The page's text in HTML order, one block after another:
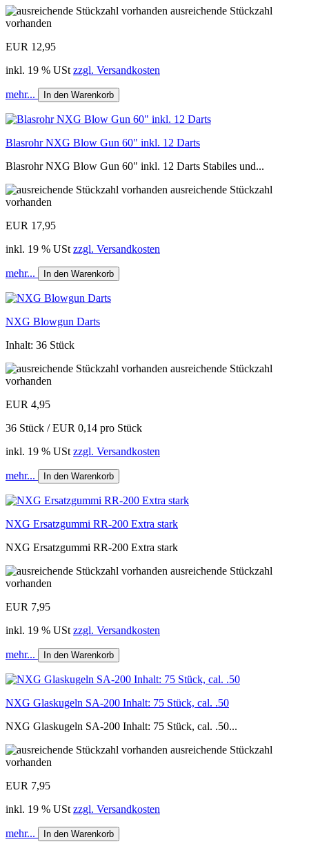
ausreichende Stückzahl
vorhanden
EUR 12,95
inkl. 19 % USt zzgl. Versandkosten
mehr... In den Warenkorb
Blasrohr NXG Blow Gun 60" inkl. 12 Darts
Blasrohr NXG Blow Gun 60" inkl. 12 Darts Stabiles und...
ausreichende Stückzahl
vorhanden
EUR 17,95
inkl. 19 % USt zzgl. Versandkosten
mehr... In den Warenkorb
NXG Blowgun Darts
Inhalt: 36 Stück
ausreichende Stückzahl
vorhanden
EUR 4,95
36 Stück / EUR 0,14 pro Stück
inkl. 19 % USt zzgl. Versandkosten
mehr... In den Warenkorb
NXG Ersatzgummi RR-200 Extra stark
NXG Ersatzgummi RR-200 Extra stark
ausreichende Stückzahl
vorhanden
EUR 7,95
inkl. 19 % USt zzgl. Versandkosten
mehr... In den Warenkorb
NXG Glaskugeln SA-200 Inhalt: 75 Stück, cal. .50
NXG Glaskugeln SA-200 Inhalt: 75 Stück, cal. .50...
ausreichende Stückzahl
vorhanden
EUR 7,95
inkl. 19 % USt zzgl. Versandkosten
mehr... In den Warenkorb